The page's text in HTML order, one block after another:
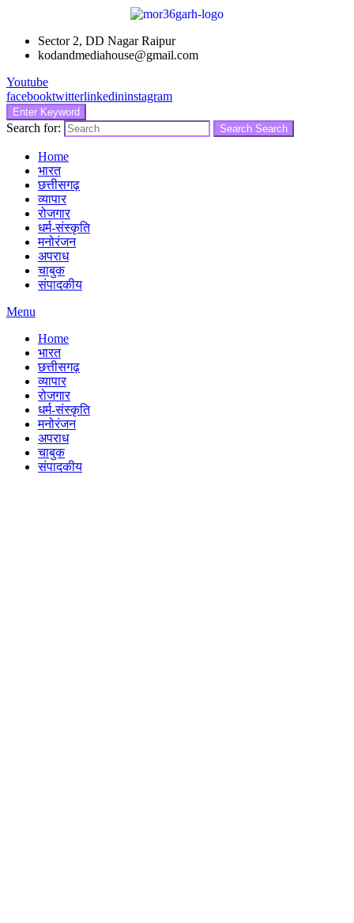
Sector 2, DD Nagar Raipur
kodandmediahouse@gmail.com
Youtube
facebooktwitterlinkedininstagram
Enter Keyword
Search for: Search Search
Home
भारत
छत्तीसगढ़
व्यापार
रोजगार
धर्म-संस्कृति
मनोरंजन
अपराध
चाबुक
संपादकीय
Menu
Home
भारत
छत्तीसगढ़
व्यापार
रोजगार
धर्म-संस्कृति
मनोरंजन
अपराध
चाबुक
संपादकीय